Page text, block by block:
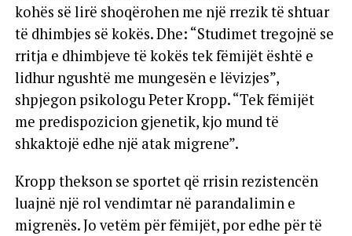
kohës së lirë shoqërohen me një rrezik të shtuar
të dhimbjes së kokës. Dhe: “Studimet tregojnë se
rritja e dhimbjeve të kokës tek fëmijët është e
lidhur ngushtë me mungesën e lëvizjes”,
shpjegon psikologu Peter Kropp. “Tek fëmijët
me predispozicion gjenetik, kjo mund të
shkaktojë edhe një atak migrene”.
Kropp thekson se sportet që rrisin rezistencën
luajnë një rol vendimtar në parandalimin e
migrenës. Jo vetëm për fëmijët, por edhe për të